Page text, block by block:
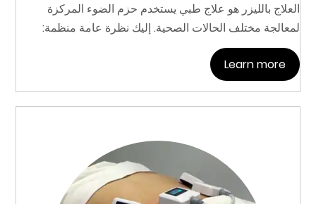
العلاج بالليزر هو علاج طبي يستخدم حزم الضوء المركزة
لمعالجة مختلف الحالات الصحية. إليك نظرة عامة منظمة:
Learn more